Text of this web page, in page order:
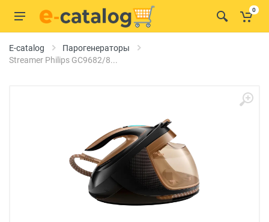
0
E-catalog
Парогенераторы
Streamer Philips GC9682/8...